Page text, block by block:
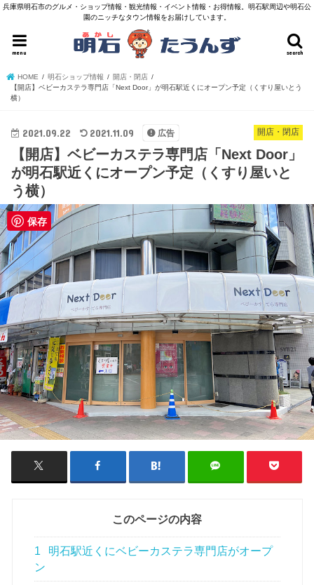
兵庫県明石市のグルメ・ショップ情報・観光情報・イベント情報・お得情報。明石駅周辺や明石公
園のニッチなタウン情報をお届けしています。
search
menu
HOME 明石ショップ情報
開店・閉店
【開店】ベビーカステラ専門店「Next Door」が明石駅近くにオープン予定（くすり屋いとう
横）
開店・閉店
2021.09.22 2021.11.09 広告
【開店】ベビーカステラ専門店「Next Door」
が明石駅近くにオープン予定（くすり屋いと
う横）
このページの内容
1
明石駅近くにベビーカステラ専門店がオープ
ン
保存